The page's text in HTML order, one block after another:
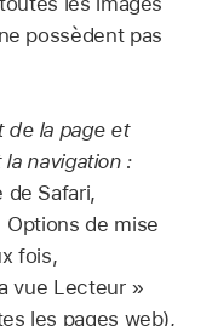
possèdent pas
de la page et
navigation :
de Safari,
de mise
fois,
vue Lecteur »
les pages web),